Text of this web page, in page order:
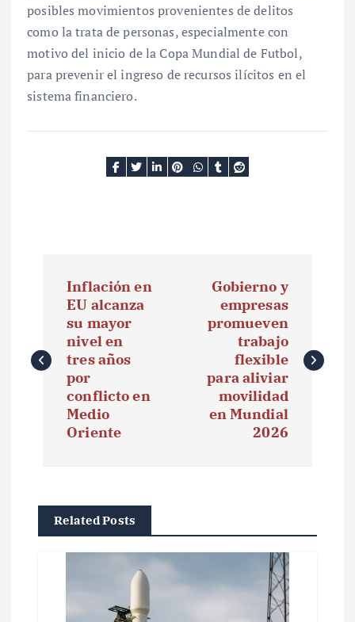
posibles movimientos provenientes de delitos
como la trata de personas, especialmente con
motivo del inicio de la Copa Mundial de Futbol,
para prevenir el ingreso de recursos ilícitos en el
sistema financiero.
e
Inflación en
EU alcanza
su mayor
nivel en
tres años
por
conflicto en
Medio
Oriente
Gobierno y
empresas
promueven
trabajo
flexible
para aliviar
movilidad
en Mundial
2026
Related Posts